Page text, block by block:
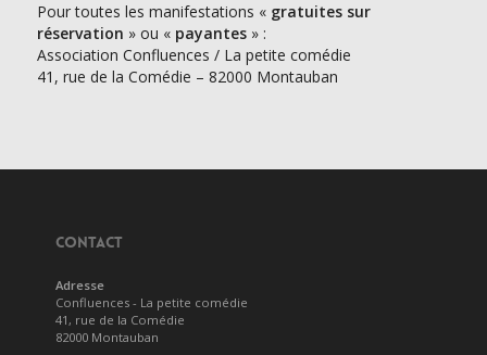
Pour toutes les manifestations « gratuites sur
réservation » ou « payantes» :
Association Confluences / La petite comédie
41, rue de la Comédie – 82000 Montauban
CONTACT
Adresse
Confluences - La petite comédie
41, rue de la Comédie
82000 Montauban